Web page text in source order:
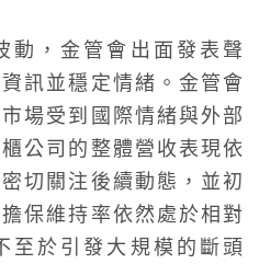
動，金管會出面發表聲
訊並穩定情緒。金管會
場受到國際情緒與外部
公司的整體營收表現依
切關注後續動態，並初
保維持率依然處於相對
至於引發大規模的斷頭